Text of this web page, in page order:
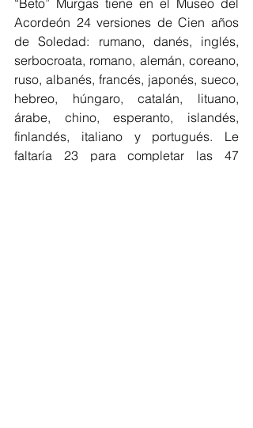
“Beto” Murgas tiene en el Museo del
Acordeón 24 versiones de Cien años
de Soledad: rumano, danés, inglés,
serbocroata, romano, alemán, coreano,
ruso, albanés, francés, japonés, sueco,
hebreo, húngaro, catalán, lituano,
árabe, chino, esperanto, islandés,
finlandés, italiano y portugués. Le
faltaría 23 para completar las 47